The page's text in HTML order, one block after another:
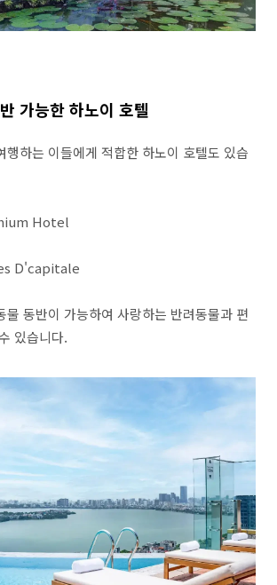
가능한 하노이 호텔
행하는 이들에게 적합한 하노이 호텔도 있습
Hotel
D'capitale
물 동반이 가능하여 사랑하는 반려동물과 편
있습니다.